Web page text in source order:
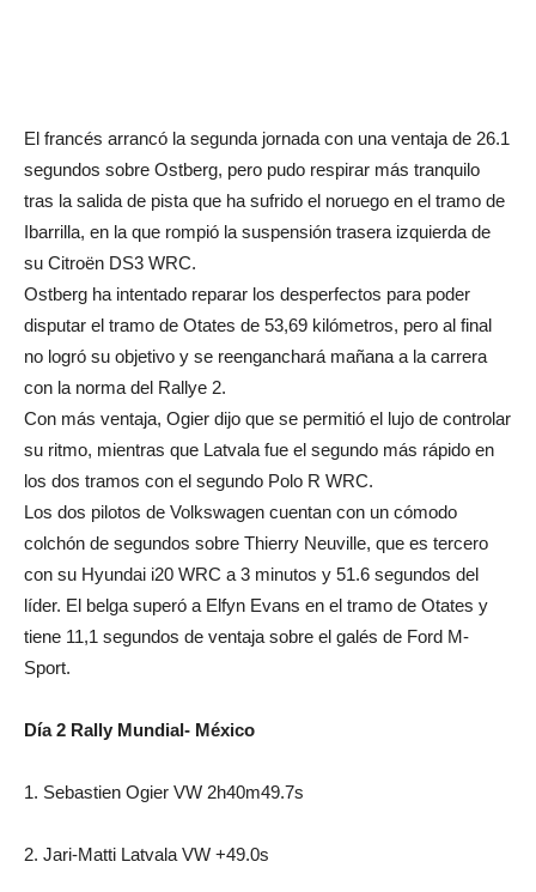
El francés arrancó la segunda jornada con una ventaja de 26.1
segundos sobre Ostberg, pero pudo respirar más tranquilo
tras la salida de pista que ha sufrido el noruego en el tramo de
Ibarrilla, en la que rompió la suspensión trasera izquierda de
su Citroën DS3 WRC.
Ostberg ha intentado reparar los desperfectos para poder
disputar el tramo de Otates de 53,69 kilómetros, pero al final
no logró su objetivo y se reenganchará mañana a la carrera
con la norma del Rallye 2.
Con más ventaja, Ogier dijo que se permitió el lujo de controlar
su ritmo, mientras que Latvala fue el segundo más rápido en
los dos tramos con el segundo Polo R WRC.
Los dos pilotos de Volkswagen cuentan con un cómodo
colchón de segundos sobre Thierry Neuville, que es tercero
con su Hyundai i20 WRC a 3 minutos y 51.6 segundos del
líder. El belga superó a Elfyn Evans en el tramo de Otates y
tiene 11,1 segundos de ventaja sobre el galés de Ford M-
Sport.
Día 2 Rally Mundial- México
1. Sebastien Ogier VW 2h40m49.7s
2. Jari-Matti Latvala VW +49.0s